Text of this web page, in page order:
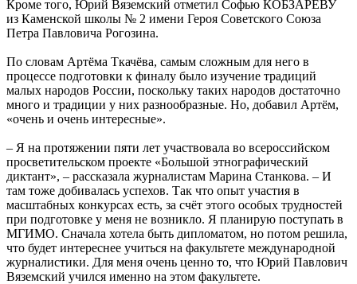
Кроме того, Юрий Вяземский отметил Софью КОБЗАРЕВУ
из Каменской школы № 2 имени Героя Советского Союза
Петра Павловича Рогозина.
По словам Артёма Ткачёва, самым сложным для него в
процессе подготовки к финалу было изучение традиций
малых народов России, поскольку таких народов достаточно
много и традиции у них разнообразные. Но, добавил Артём,
«очень и очень интересные».
– Я на протяжении пяти лет участвовала во всероссийском
просветительском проекте «Большой этнографический
диктант», – рассказала журналистам Марина Станкова. – И
там тоже добивалась успехов. Так что опыт участия в
масштабных конкурсах есть, за счёт этого особых трудностей
при подготовке у меня не возникло. Я планирую поступать в
МГИМО. Сначала хотела быть дипломатом, но потом решила,
что будет интереснее учиться на факультете международной
журналистики. Для меня очень ценно то, что Юрий Павлович
Вяземский учился именно на этом факультете.